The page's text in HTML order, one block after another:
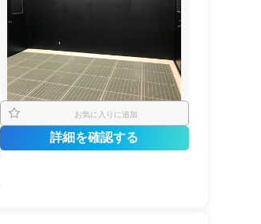
お気に入りに追加
詳細を確認する